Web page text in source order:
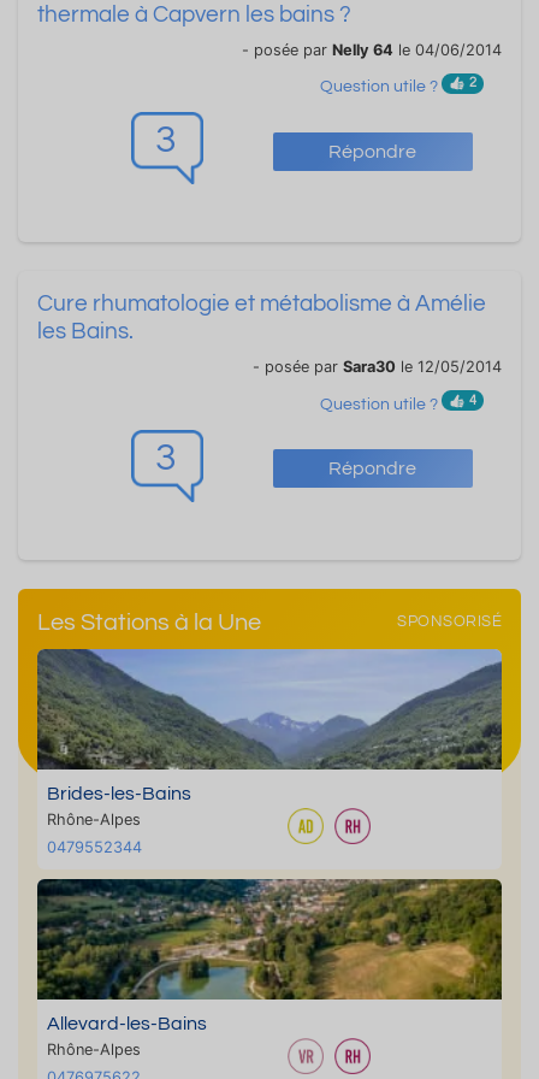
3 Répondre
thermale à Capvern les bains ?
- posée par Nelly 64 le 04/06/2014
Question utile ? 2
3 Répondre
Cure rhumatologie et métabolisme à Amélie
les Bains.
- posée par Sara30 le 12/05/2014
Question utile ? 4
Les Stations à la Une SPONSORISÉ
Brides-les-Bains
Rhône-Alpes
0479552344
Allevard-les-Bains
Rhône-Alpes